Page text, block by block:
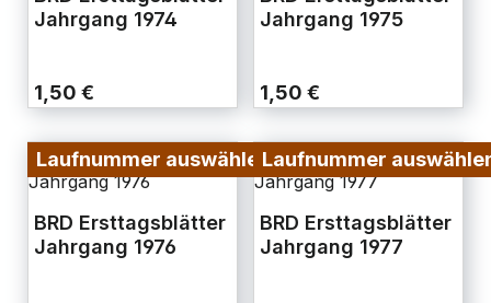
Jahrgang 1974
1,50 €
Jahrgang 1975
1,50 €
Laufnummer auswählen
BRD Ersttagsblätter
Jahrgang 1976
Laufnummer
BRD Ersttagsblätter
Jahrgang 1977